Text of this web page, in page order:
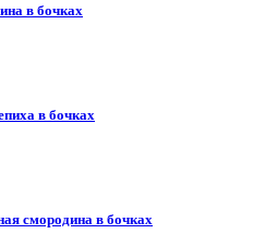
в бочках
в бочках
смородина в бочках